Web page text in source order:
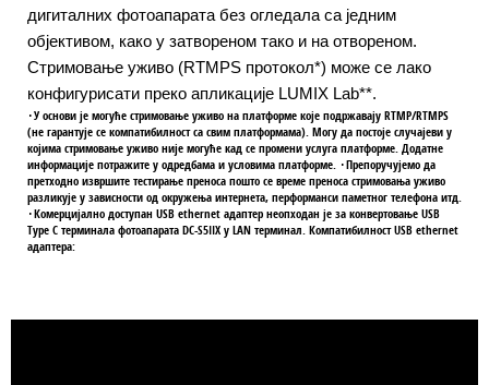
дигиталних фотоапарата без огледала са једним
објективом, како у затвореном тако и на отвореном.
Стримовање уживо (RTMPS протокол*) може се лако
конфигурисати преко апликације LUMIX Lab**.
･У основи је могуће стримовање уживо на платформе које подржавају RTMP/RTMPS
(не гарантује се компатибилност са свим платформама). Могу да постоје случајеви у
којима стримовање уживо није могуће кад се промени услуга платформе. Додатне
информације потражите у одредбама и условима платформе. ･Препоручујемо да
претходно извршите тестирање преноса пошто се време преноса стримовања уживо
разликује у зависности од окружења интернета, перформанси паметног телефона итд.
･Комерцијално доступан USB ethernet адаптер неопходан је за конвертовање USB
Type C терминала фотоапарата DC-S5IIX у LAN терминал. Компатибилност USB ethernet
адаптера: